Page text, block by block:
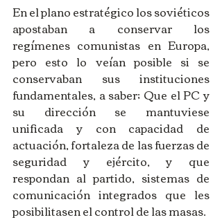
En el plano estratégico los soviéticos
apostaban a conservar los
regímenes comunistas en Europa,
pero esto lo veían posible si se
conservaban sus instituciones
fundamentales, a saber; Que el PC y
su dirección se mantuviese
unificada y con capacidad de
actuación, fortaleza de las fuerzas de
seguridad y ejército, y que
respondan al partido, sistemas de
comunicación integrados que les
posibilitasen el control de las masas.